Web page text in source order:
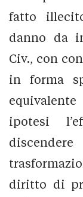
fatto
danno da
Civ., con
in forma
ipotesi
diritto di